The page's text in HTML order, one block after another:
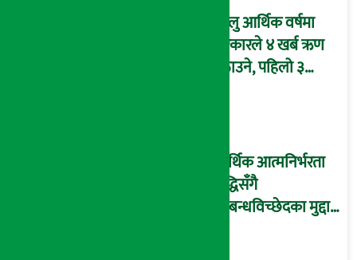
चालु आर्थिक वर्षमा
सरकारले ४ खर्ब ऋण
उठाउने, पहिलो ३
आर्थिक आत्मनिर्भरता
वृद्धिसँगै
सम्बन्धविच्छेदका मुद्दा